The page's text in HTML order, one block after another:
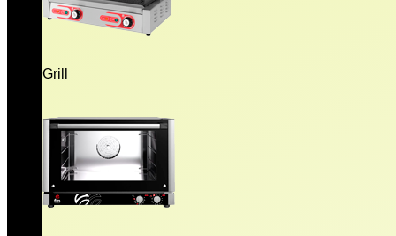
Grill